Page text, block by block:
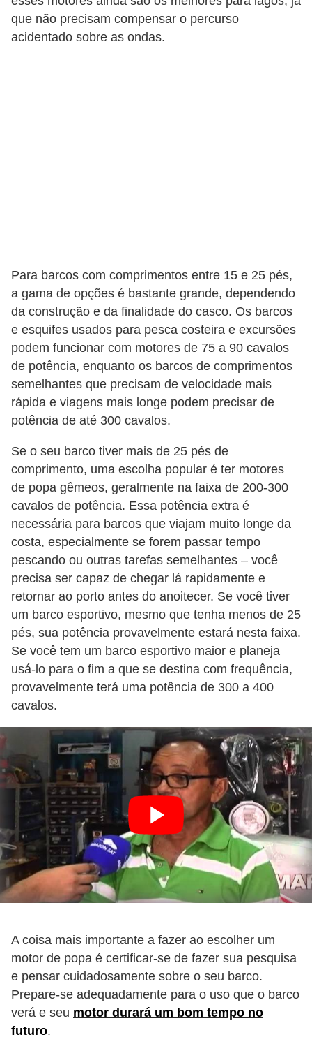
que não precisam compensar o percurso
acidentado sobre as ondas.
Para barcos com comprimentos entre 15 e 25 pés,
a gama de opções é bastante grande, dependendo
da construção e da finalidade do casco. Os barcos
e esquifes usados ​​para pesca costeira e excursões
podem funcionar com motores de 75 a 90 cavalos
de potência, enquanto os barcos de comprimentos
semelhantes que precisam de velocidade mais
rápida e viagens mais longe podem precisar de
potência de até 300 cavalos.
Se o seu barco tiver mais de 25 pés de
comprimento, uma escolha popular é ter motores
de popa gêmeos, geralmente na faixa de 200-300
cavalos de potência. Essa potência extra é
necessária para barcos que viajam muito longe da
costa, especialmente se forem passar tempo
pescando ou outras tarefas semelhantes – você
precisa ser capaz de chegar lá rapidamente e
retornar ao porto antes do anoitecer. Se você tiver
um barco esportivo, mesmo que tenha menos de 25
pés, sua potência provavelmente estará nesta faixa.
Se você tem um barco esportivo maior e planeja
usá-lo para o fim a que se destina com frequência,
provavelmente terá uma potência de 300 a 400
cavalos.
A coisa mais importante a fazer ao escolher um
motor de popa é certificar-se de fazer sua pesquisa
e pensar cuidadosamente sobre o seu barco.
Prepare-se adequadamente para o uso que o barco
verá e seu motor durará um bom tempo no
futuro.